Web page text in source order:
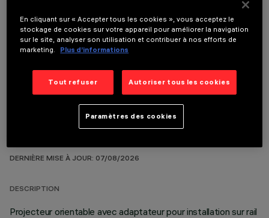
COMPOSANTS OPTIONNELS
DERNIÈRE MISE À JOUR: 07/08/2026
DESCRIPTION
Projecteur orientable avec adaptateur pour installation sur rail
En cliquant sur « Accepter tous les cookies », vous acceptez le
stockage de cookies sur votre appareil pour améliorer la navigation
sur le site, analyser son utilisation et contribuer à nos efforts de
marketing.
Plus d’informations
Tout refuser Autoriser tous les cookies
Paramètres des cookies